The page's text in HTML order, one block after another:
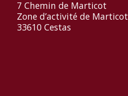
7 Chemin de Marticot
Zone d’activité de Marticot
33610 Cestas